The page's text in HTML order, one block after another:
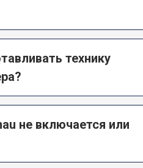
технику
не включается или